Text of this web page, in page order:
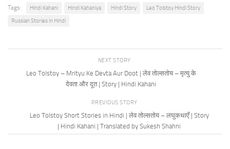
Tags: Hindi Kahani Hindi Kahaniya Hindi Story
Leo Tolstoy Hindi Story
Russian Stories in Hindi
NEXT STORY
Leo Tolstoy – Mrityu Ke Devta Aur Doot | लेव तोल्सतोय – मृत्यु के
देवता और दूत | Story | Hindi Kahani
PREVIOUS STORY
Leo Tolstoy Short Stories in Hindi | लेव तोल्सतोय – लघुकथाएँ | Story
| Hindi Kahani | Translated by Sukesh Shahni